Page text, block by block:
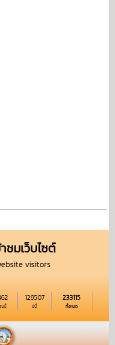
ชมเว็บไซต์
visitors
นนี้ ปีนี้
129507
ทั้งหมด
233115